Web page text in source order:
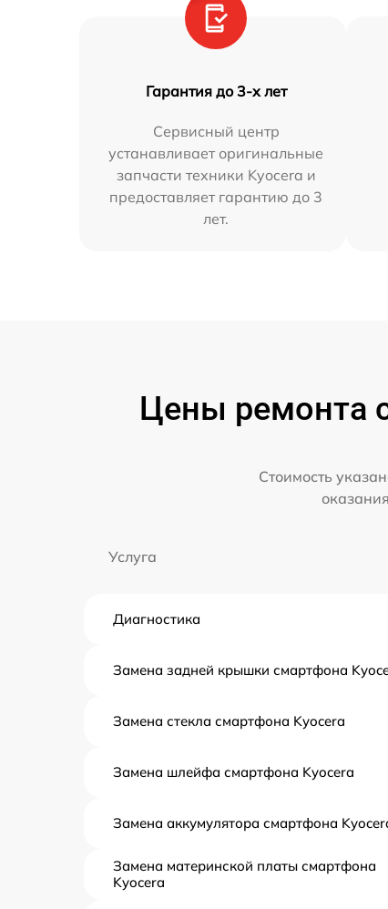
Гарантия до 3-х лет
Сервисный центр
устанавливает оригинальные
запчасти техники Kyocera и
предоставляет гарантию до 3
лет.
Цены ремонта
Стоимость
Услуга
Диагностика
Замена задней крышки смартфона
Замена стекла смартфона Kyocera
Замена шлейфа смартфона Kyocera
Замена аккумулятора смартфона
Замена материнской платы смартфона
Kyocera